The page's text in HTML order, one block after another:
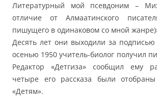
Литературный мой псевдоним –
отличие от Алмаатинского
пишущего в одинаковом со мной
Десять лет они выходили за
осенью 1950 учитель-биолог получил
Редактор «Детгиза» сообщил ему
четыре его рассказа были
«Детям».